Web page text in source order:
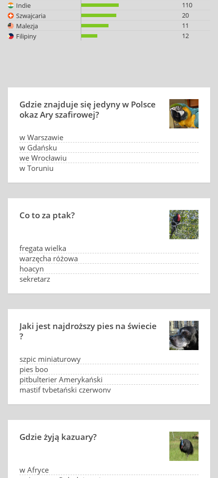
Indie
110
Szwajcaria
20
Malezja
11
Filipiny
12
Gdzie znajduje się jedyny w Polsce
okaz Ary szafirowej?
w Warszawie
w Gdańsku
we Wrocławiu
w Toruniu
Co to za ptak?
fregata wielka
warzęcha różowa
hoacyn
sekretarz
Jaki jest najdroższy pies na świecie
?
szpic miniaturowy
pies boo
pitbulterier Amerykański
mastif tybetański czerwony
Gdzie żyją kazuary?
w Afryce